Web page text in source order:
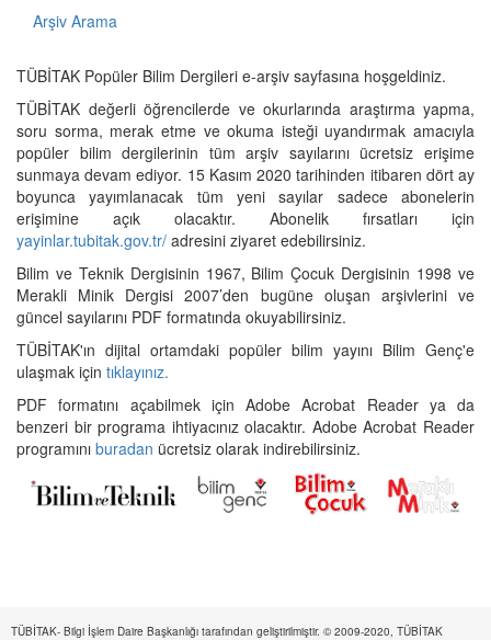
Arşiv Arama
TÜBİTAK Popüler Bilim Dergileri e-arşiv sayfasına hoşgeldiniz.
TÜBİTAK değerli öğrencilerde ve okurlarında araştırma yapma,
soru sorma, merak etme ve okuma isteği uyandırmak amacıyla
popüler bilim dergilerinin tüm arşiv sayılarını ücretsiz erişime
sunmaya devam ediyor. 15 Kasım 2020 tarihinden itibaren dört ay
boyunca yayımlanacak tüm yeni sayılar sadece abonelerin
erişimine açık olacaktır. Abonelik fırsatları için
yayinlar.tubitak.gov.tr/ adresini ziyaret edebilirsiniz.
Bilim ve Teknik Dergisinin 1967, Bilim Çocuk Dergisinin 1998 ve
Merakli Minik Dergisi 2007’den bugüne oluşan arşivlerini ve
güncel sayılarını PDF formatında okuyabilirsiniz.
TÜBİTAK'ın dijital ortamdaki popüler bilim yayını Bilim Genç'e
ulaşmak için tıklayınız.
PDF formatını açabilmek için Adobe Acrobat Reader ya da
benzeri bir programa ihtiyacınız olacaktır. Adobe Acrobat Reader
programını buradan ücretsiz olarak indirebilirsiniz.
TÜBİTAK- Bilgi İşlem Daire Başkanlığı tarafından geliştirilmiştir. © 2009-2020, TÜBİTAK